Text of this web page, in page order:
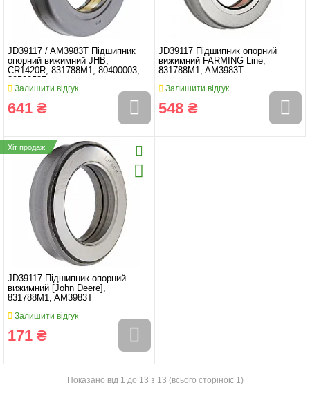
JD39117 / AM3983T Підшипник
опорний вижимний JHB,
CR1420R, 831788M1, 80400003,
80500535
Залишити відгук
641 ₴
JD39117 Підшипник опорний
вижимний FARMING Line,
831788M1, AM3983T
Залишити відгук
548 ₴
Хіт продаж
JD39117 Підшипник опорний
вижимний [John Deere],
831788M1, AM3983T
Залишити відгук
171 ₴
Показано від 1 до 13 з 13 (всього сторінок: 1)